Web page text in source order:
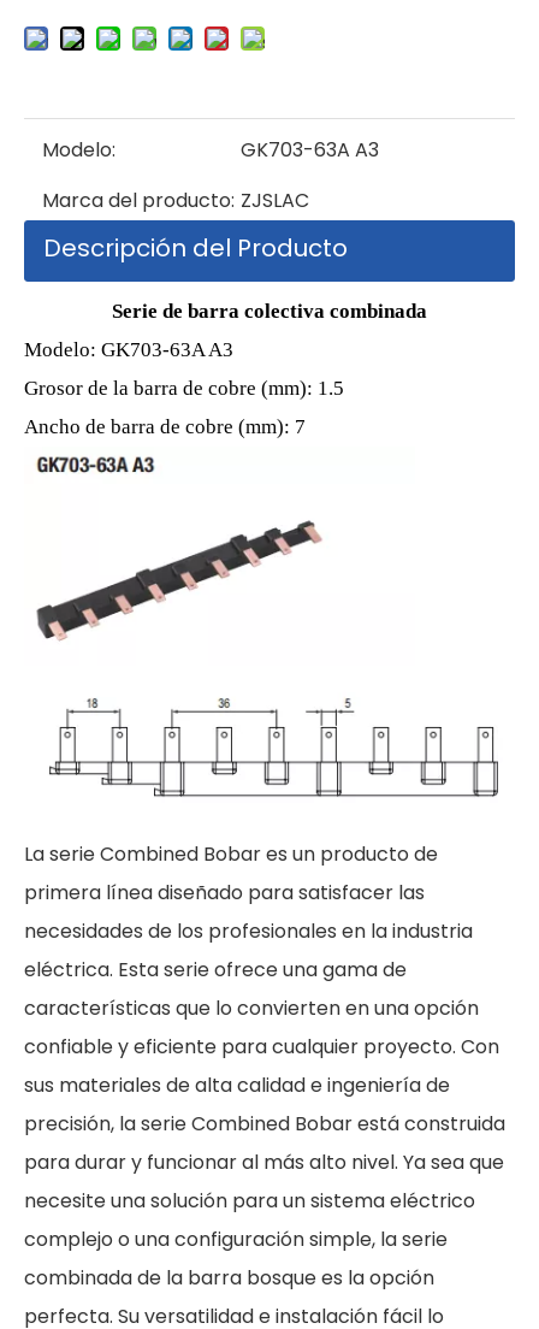
Modelo:
GK703-63A A3
Marca del producto: ZJSLAC
Descripción del Producto
Serie de barra colectiva combinada
Modelo: GK703-63A A3
Grosor de la barra de cobre (mm): 1.5
Ancho de barra de cobre (mm): 7
La serie Combined Bobar es un producto de
primera línea diseñado para satisfacer las
necesidades de los profesionales en la industria
eléctrica. Esta serie ofrece una gama de
características que lo convierten en una opción
confiable y eficiente para cualquier proyecto. Con
sus materiales de alta calidad e ingeniería de
precisión, la serie Combined Bobar está construida
para durar y funcionar al más alto nivel. Ya sea que
necesite una solución para un sistema eléctrico
complejo o una configuración simple, la serie
combinada de la barra bosque es la opción
perfecta. Su versatilidad e instalación fácil lo